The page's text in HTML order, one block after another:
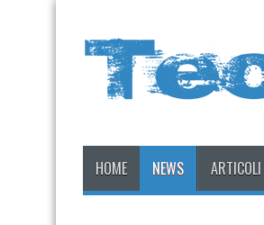
HOME NEWS ARTICOLI